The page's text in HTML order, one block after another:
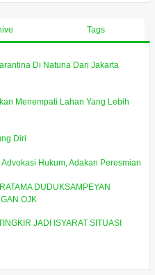
Tags
Di Natuna Dari Jakarta
Menempati Lahan Yang Lebih
Diri
Hukum, Adakan Peresmian
DUDUKSAMPEYAN
OJK
JADI ISYARAT SITUASI